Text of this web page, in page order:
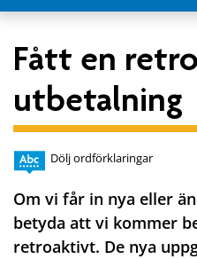
Fått en
utbetalning
Dölj ordförklaringar
Om vi får in nya eller
betyda att vi kommer
retroaktivt. De nya